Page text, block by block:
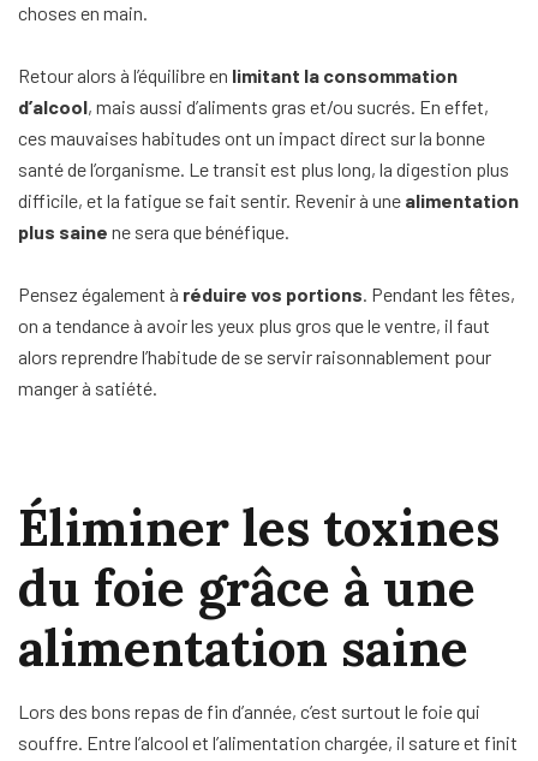
choses en main.
Retour alors à l’équilibre en limitant la consommation
d’alcool, mais aussi d’aliments gras et/ou sucrés. En effet,
ces mauvaises habitudes ont un impact direct sur la bonne
santé de l’organisme. Le transit est plus long, la digestion plus
difficile, et la fatigue se fait sentir. Revenir à une alimentation
plus saine ne sera que bénéfique.
Pensez également à réduire vos portions. Pendant les fêtes,
on a tendance à avoir les yeux plus gros que le ventre, il faut
alors reprendre l’habitude de se servir raisonnablement pour
manger à satiété.
Éliminer les toxines
du foie grâce à une
alimentation saine
Lors des bons repas de fin d’année, c’est surtout le foie qui
souffre. Entre l’alcool et l’alimentation chargée, il sature et finit